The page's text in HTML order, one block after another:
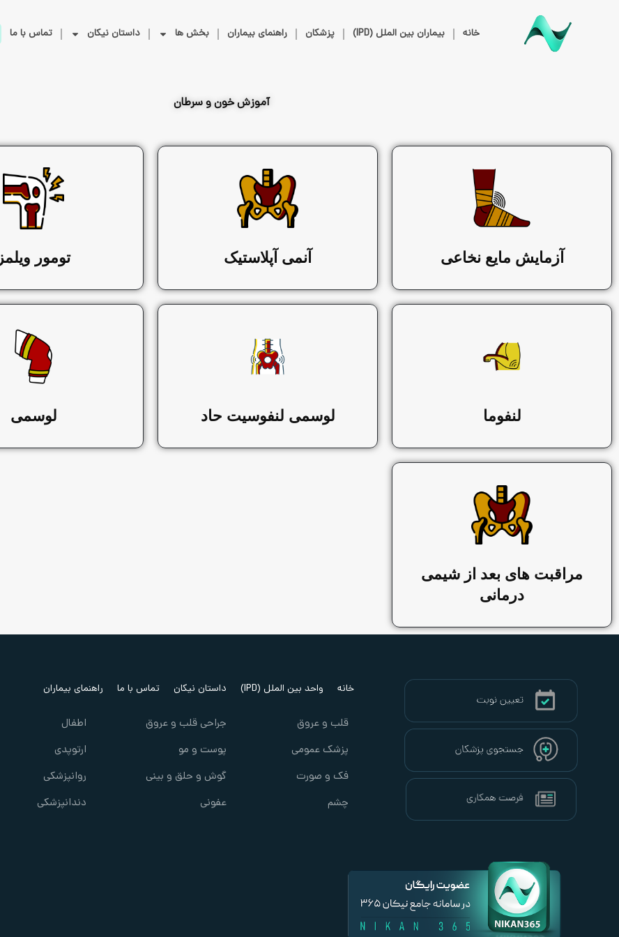
خانه بیماران بین الملل (IPD) پزشکان راهنمای بیماران بخش ها داستان نیکان تماس با ما
آموزش خون و سرطان
آزمایش مایع نخاعی آنمی آپلاستیک تومور ویلمز
لنفوما لوسمی لنفوسیت حاد لوسمی
مراقبت های بعد از شیمی
درمانی
خانه واحد بین الملل (IPD) داستان نیکان تماس با ما راهنمای بیماران
قلب و عروق
پزشک عمومی
فک و صورت
چشم
جراحی قلب و عروق
پوست و مو
گوش و حلق و بینی
عفونی
اطفال
ارتوپدی
روانپزشکی
دندانپزشکی